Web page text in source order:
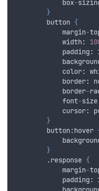
box-
}
        button
{
margin-
width:
padding :
color:
border:
border-
font-size
cursor:
}
        button:hover
}
        .response
{
margin-
padding :